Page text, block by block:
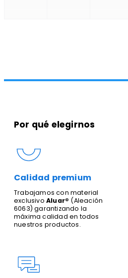
Por qué elegirnos
Calidad premium
Trabajamos con material
exclusivo Aluar® (Aleación
6063) garantizando la
máxima calidad en todos
nuestros productos.